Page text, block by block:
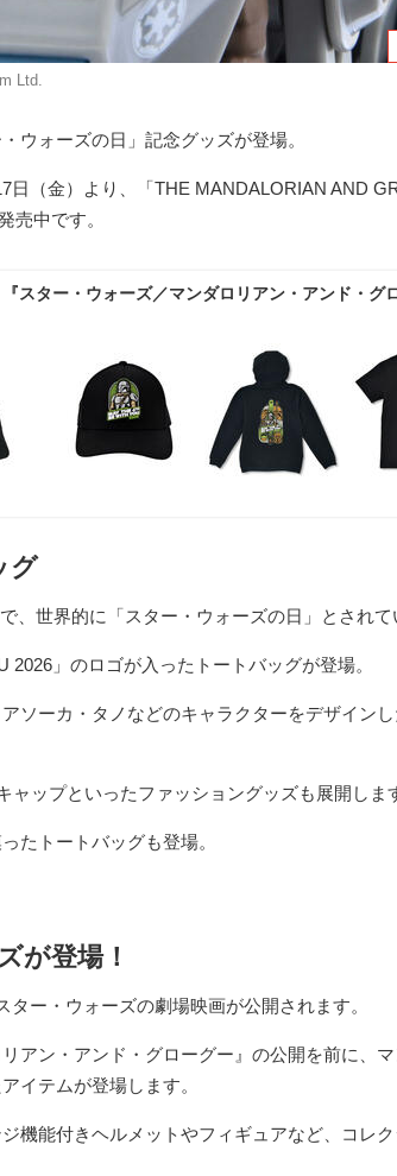
Ltd.
ウォーズの日」記念グッズが登場。
日（金）より、「THE MANDALORIAN AND
売中です。
『スター・ウォーズ／マンダロリアン・アンド・グ
グ
、世界的に「スター・ウォーズの日」とされて
2026」のロゴが入ったトートバッグが登場。
ソーカ・タノなどのキャラクターをデザイン
ャップといったファッショングッズも展開しま
たトートバッグも登場。
が登場！
ター・ウォーズの劇場映画が公開されます。
アン・アンド・グローグー』の公開を前に、
イテムが登場します。
機能付きヘルメットやフィギュアなど、コレ